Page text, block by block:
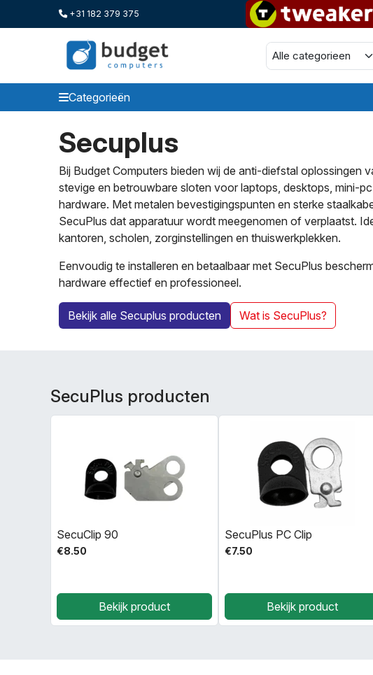
+31 182 379 375
Categorieën
Categorieen
Secuplus
Bij Budget Computers bieden wij de anti-diefstal oplossingen
stevige en betrouwbare sloten voor laptops, desktops, mini-
hardware. Met metalen bevestigingspunten en sterke
SecuPlus dat apparatuur wordt meegenomen of verplaatst.
kantoren, scholen, zorginstellingen en thuiswerkplekken.
Eenvoudig te installeren en betaalbaar met SecuPlus
hardware effectief en professioneel.
Bekijk alle Secuplus producten Wat is SecuPlus?
SecuPlus producten
SecuClip 90
€8.50
Bekijk product
SecuPlus PC Clip
€7.50
Bekijk product